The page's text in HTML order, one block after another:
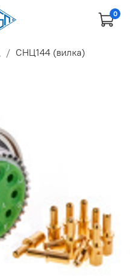
0
СНЦ144 (вилка)